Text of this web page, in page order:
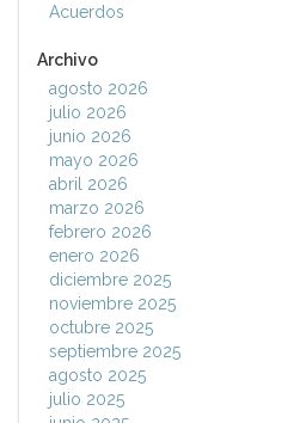
Acuerdos
Archivo
agosto 2026
julio 2026
junio 2026
mayo 2026
abril 2026
marzo 2026
febrero 2026
enero 2026
diciembre 2025
noviembre 2025
octubre 2025
septiembre 2025
agosto 2025
julio 2025